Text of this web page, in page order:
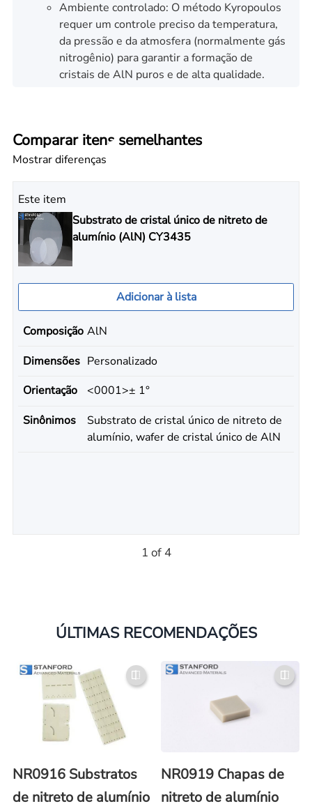
Ambiente controlado: O método Kyropoulos
requer um controle preciso da temperatura,
da pressão e da atmosfera (normalmente gás
nitrogênio) para garantir a formação de
cristais de AlN puros e de alta qualidade.
Comparar itens semelhantes
Mostrar diferenças
Este item
Substrato de cristal único de nitreto de
alumínio (AlN) CY3435
Adicionar à lista
Composição AlN
Dimensões Personalizado
Orientação
<0001>± 1°
Sinônimos
Substrato de cristal único de nitreto de
alumínio, wafer de cristal único de AlN
1 of 4
ÚLTIMAS RECOMENDAÇÕES
NR0916 Substratos
de nitreto de alumínio
NR0919 Chapas de
nitreto de alumínio